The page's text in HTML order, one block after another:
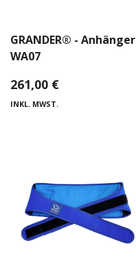
GRANDER® - Anhänger
WA07
261,00 €
INKL. MWST.